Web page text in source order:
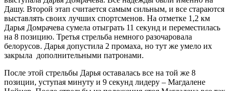
Дашу. Второй этап считается самым сильным, и все стараются
выставлять своих лучших спортсменов. На отметке 1,2 км
Дарья Домрачева сумела отыграть 11 секунд и переместилась
на 8 позицию. Третья стрельба немного разочаровала
белорусов. Дарья допустила 2 промаха, но тут же умело их
закрыла дополнительными патронами.
После этой стрельбы Дарья оставалась все на той же 8
позиции, уступая минуту и 9 секунд лидеру – Магдалене